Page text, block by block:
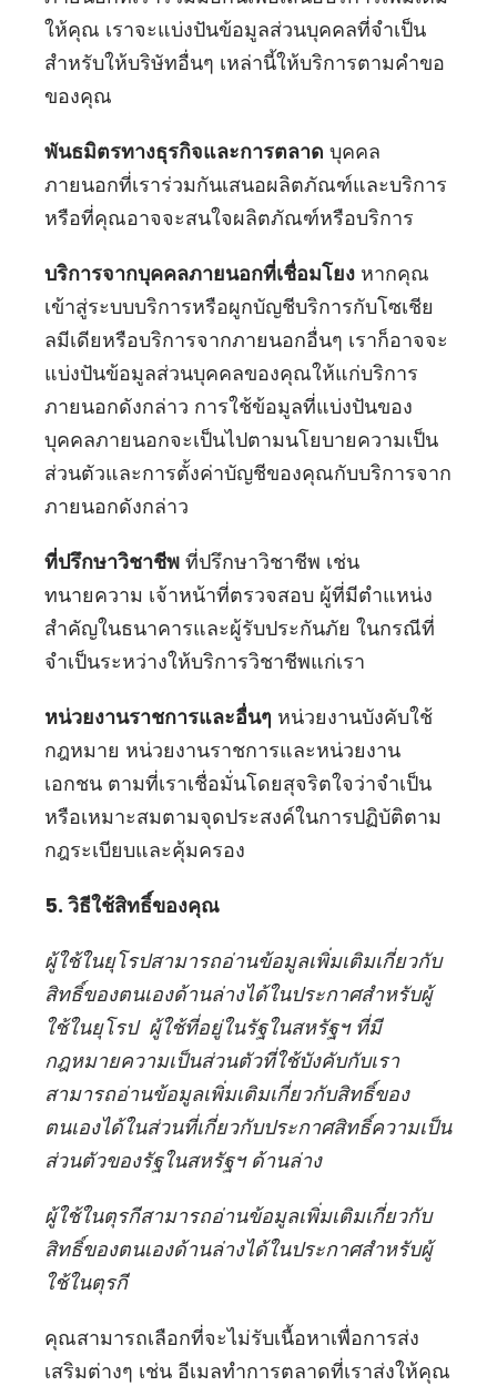
ให้คุณ เราจะแบ่งปันข้อมูลส่วนบุคคลที่จำเป็น
สำหรับให้บริษัทอื่นๆ เหล่านี้ให้บริการตามคำขอ
ของคุณ
พันธมิตรทางธุรกิจและการตลาด บุคคล
ภายนอกที่เราร่วมกันเสนอผลิตภัณฑ์และบริการ
หรือที่คุณอาจจะสนใจผลิตภัณฑ์หรือบริการ
บริการจากบุคคลภายนอกที่เชื่อมโยง หากคุณ
เข้าสู่ระบบบริการหรือผูกบัญชีบริการกับโซเชีย
ลมีเดียหรือบริการจากภายนอกอื่นๆ เราก็อาจจะ
แบ่งปันข้อมูลส่วนบุคคลของคุณให้แก่บริการ
ภายนอกดังกล่าว การใช้ข้อมูลที่แบ่งปันของ
บุคคลภายนอกจะเป็นไปตามนโยบายความเป็น
ส่วนตัวและการตั้งค่าบัญชีของคุณกับบริการจาก
ภายนอกดังกล่าว
ที่ปรึกษาวิชาชีพ ที่ปรึกษาวิชาชีพ เช่น
ทนายความ เจ้าหน้าที่ตรวจสอบ ผู้ที่มีตำแหน่ง
สำคัญในธนาคารและผู้รับประกันภัย ในกรณีที่
จำเป็นระหว่างให้บริการวิชาชีพแก่เรา
หน่วยงานราชการและอื่นๆ หน่วยงานบังคับใช้
กฎหมาย หน่วยงานราชการและหน่วยงาน
เอกชน ตามที่เราเชื่อมั่นโดยสุจริตใจว่าจำเป็น
หรือเหมาะสมตามจุดประสงค์ในการปฏิบัติตาม
กฎระเบียบและคุ้มครอง
5. วิธีใช้สิทธิ์ของคุณ
ผู้ใช้ในยุโรปสามารถอ่านข้อมูลเพิ่มเติมเกี่ยวกับ
สิทธิ์ของตนเองด้านล่างได้ในประกาศสำหรับผู้
ใช้ในยุโรป ผู้ใช้ที่อยู่ในรัฐในสหรัฐฯ ที่มี
กฎหมายความเป็นส่วนตัวที่ใช้บังคับกับเรา
สามารถอ่านข้อมูลเพิ่มเติมเกี่ยวกับสิทธิ์ของ
ตนเองได้ในส่วนที่เกี่ยวกับประกาศสิทธิ์ความเป็น
ส่วนตัวของรัฐในสหรัฐฯ ด้านล่าง
ผู้ใช้ในตุรกีสามารถอ่านข้อมูลเพิ่มเติมเกี่ยวกับ
สิทธิ์ของตนเองด้านล่างได้ในประกาศสำหรับผู้
ใช้ในตุรกี
คุณสามารถเลือกที่จะไม่รับเนื้อหาเพื่อการส่ง
เสริมต่างๆ เช่น อีเมลทำการตลาดที่เราส่งให้คุณ